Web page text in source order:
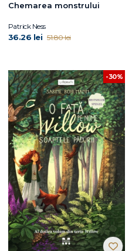
Chemarea monstrului
Patrick Ness
36.26 lei 51.80 lei
-30%